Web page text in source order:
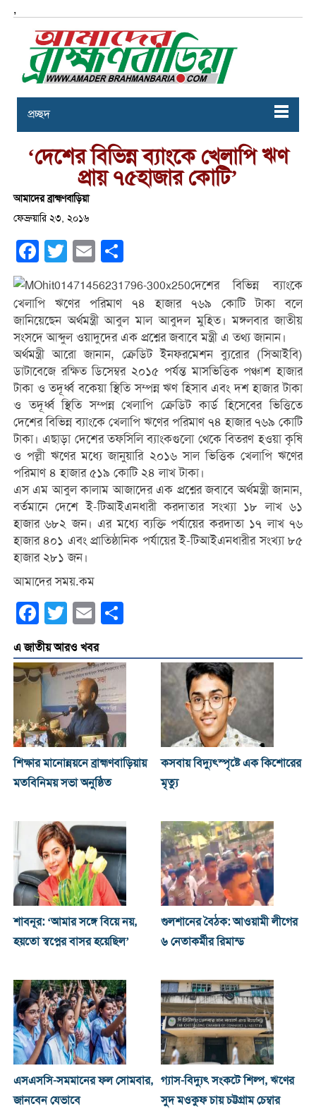
,
প্রচ্ছদ
‘দেশের বিভিন্ন ব্যাংকে খেলাপি ঋণ
প্রায় ৭৫হাজার কোটি’
আমাদের ব্রাহ্মণবাড়িয়া
ফেব্রুয়ারি ২৩, ২০১৬
Facebook
Twitter Email
দেশের বিভিন্ন ব্যাংকে
খেলাপি ঋণের পরিমাণ ৭৪ হাজার ৭৬৯ কোটি টাকা বলে
জানিয়েছেন অর্থমন্ত্রী আবুল মাল আবুদল ‍মুহিত। মঙ্গলবার জাতীয়
সংসদে আব্দুল ওয়াদুদের এক প্রশ্নের জবাবে মন্ত্রী এ তথ্য জানান।
অর্থমন্ত্রী আরো জানান, ক্রেডিট ইনফরমেশন ব্যুরোর (সিআইবি)
ডাটাবেজে রক্ষিত ডিসেম্বর ২০১৫ পর্যন্ত মাসভিত্তিক পঞ্চাশ হাজার
টাকা ও তদূর্ধ্ব বকেয়া স্থিতি সম্পন্ন ঋণ হিসাব এবং দশ হাজার টাকা
ও তদূর্ধ্ব স্থিতি সম্পন্ন খেলাপি ক্রেডিট কার্ড হিসেবের ভিত্তিতে
দেশের বিভিন্ন ব্যাংকে খেলাপি ঋণের পরিমাণ ৭৪ হাজার ৭৬৯ কোটি
টাকা। এছাড়া দেশের তফসিলি ব্যাংকগুলো থেকে বিতরণ হওয়া কৃষি
ও পল্লী ঋণের মধ্যে জানুয়ারি ২০১৬ সাল ভিত্তিক খেলাপি ঋণের
পরিমাণ ৪ হাজার ৫১৯ কোটি ২৪ লাখ টাকা।
এস এম আবুল কালাম আজাদের এক প্রশ্নের জবাবে অর্থমন্ত্রী জানান,
বর্তমানে দেশে ই-টিআইএনধারী করদাতার সংখ্যা ১৮ লাখ ৬১
হাজার ৬৮২ জন। এর মধ্যে ব্যক্তি পর্যায়ের করদাতা ১৭ লাখ ৭৬
হাজার ৪০১ এবং প্রাতিষ্ঠানিক পর্যায়ের ই-টিআইএনধারীর সংখ্যা ৮৫
হাজার ২৮১ জন।
আমাদের সময়.কম
Facebook
Twitter Email
এ জাতীয় আরও খবর
শিক্ষার মানোন্নয়নে ব্রাহ্মণবাড়িয়ায়
মতবিনিময় সভা অনুষ্ঠিত
কসবায় বিদ্যুৎস্পৃষ্টে এক কিশোরের
মৃত্যু
শাবনূর: ‘আমার সঙ্গে বিয়ে নয়,
হয়তো স্বপ্নের বাসর হয়েছিল’
গুলশানের বৈঠক: আওয়ামী লীগের
৬ নেতাকর্মীর রিমান্ড
এসএসসি-সমমানের ফল সোমবার,
জানবেন যেভাবে
গ্যাস-বিদ্যুৎ সংকটে শিল্প, ঋণের
সুদ মওকুফ চায় চট্টগ্রাম চেম্বার